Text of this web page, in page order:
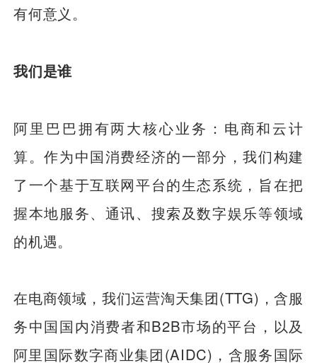
有何意义。
我们是谁
阿里巴巴拥有两大核心业务：电商和云计
算。作为中国消费经济的一部分，我们构建
了一个基于互联网平台的生态系统，旨在把
握本地服务、通讯、搜索及数字娱乐等领域
的机遇。
在电商领域，我们运营淘天集团(TTG)，含服
务中国国内消费者和B2B市场的平台，以及
阿里国际数字商业集团(AIDC)，含服务国际